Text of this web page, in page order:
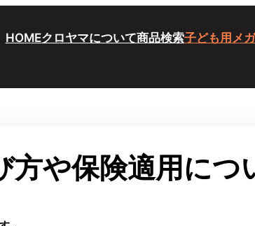
HOMEクロヤマについて商品検索子ども用メ
方や保険適用につ